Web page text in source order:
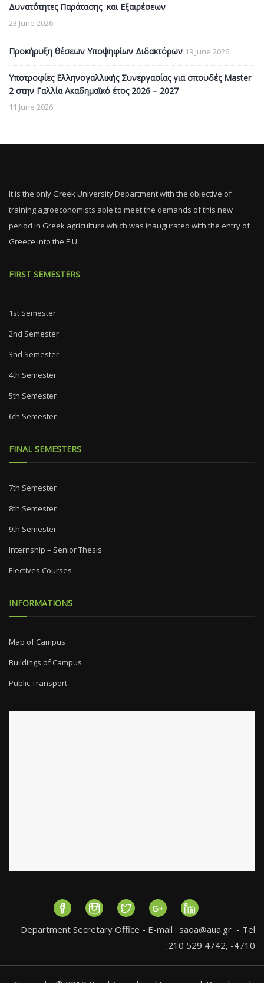
Δυνατότητες Παράτασης και Εξαιρέσεων
23 June 2026
Προκήρυξη θέσεων Υποψηφίων Διδακτόρων 19 June 2026
Υποτροφίες Ελληνογαλλικής Συνεργασίας για σπουδές Master
2 στην Γαλλία Ακαδημαϊκό έτος 2026 – 2027
11 June 2026
It is the only Greek University Department with the objective of
training agroeconomists able to meet the demands of this new
period in Greek agriculture which was inaugurated with the entry of
Greece into the E.U.
FIRST SEMESTERS
1st Semester
2nd Semester
3nd Semester
4th Semester
5th Semester
6th Semester
FINAL SEMESTERS
7th Semester
8th Semester
9th Semester
Internship – Senior Thesis
Electives Courses
INFORMATIONS
Map of Campus
Buildings of Campus
Public Transport
Department Secretary Office - E-mail : saoa@aua.gr - Tel
:210 529 4742, -4710